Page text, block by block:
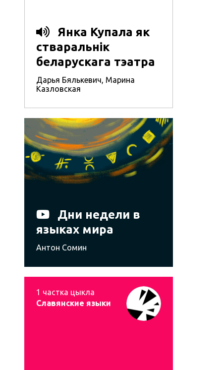
Янка Купала як
стваральнік
беларускага тэатра
Дарья Бялькевич, Марина
Казловская
Дни недели в
языках мира
Антон Сомин
1 частка цыкла
Славянские языки